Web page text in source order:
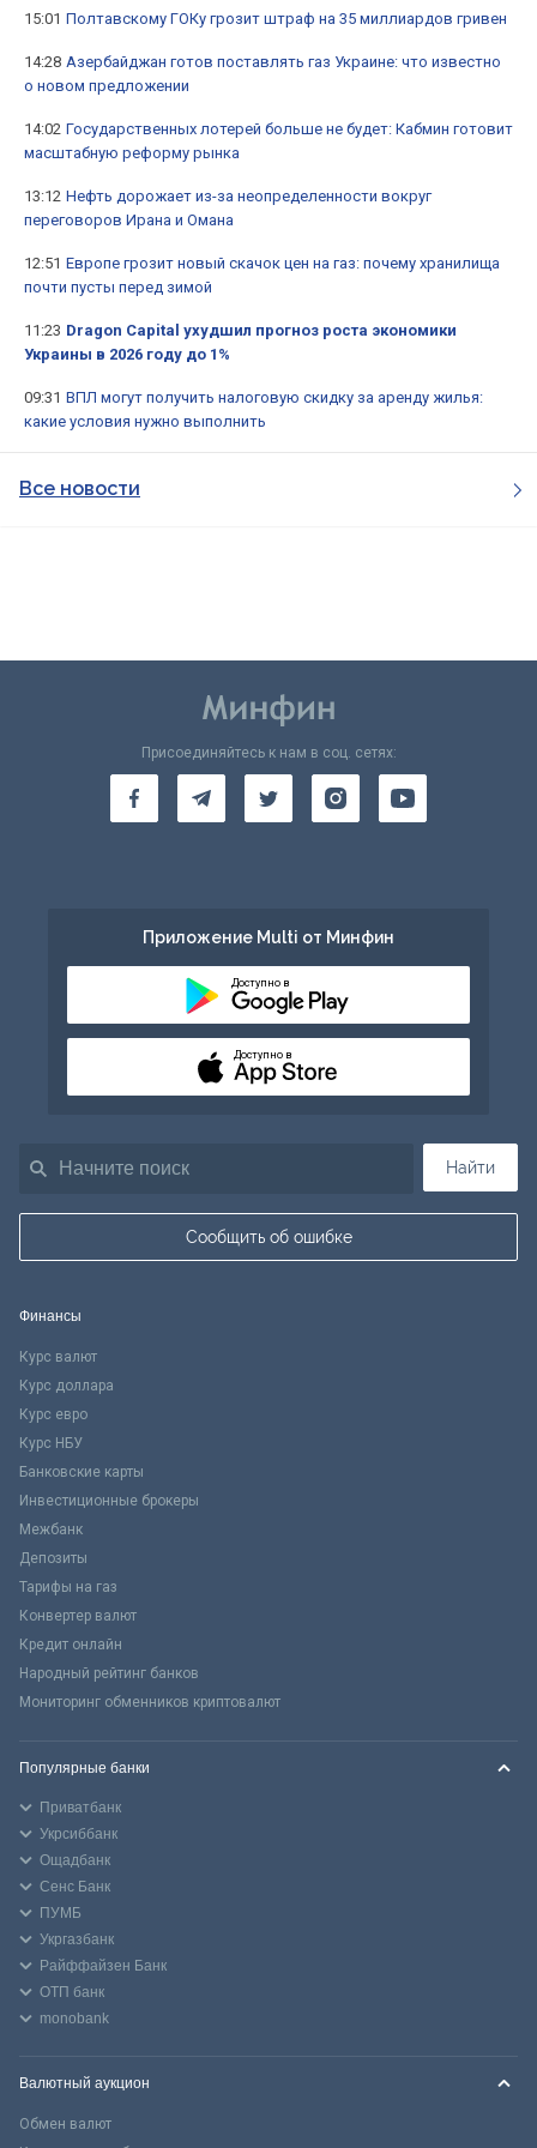
15:01 Полтавскому ГОКу грозит штраф на 35 миллиардов гривен
14:28 Азербайджан готов поставлять газ Украине: что известно
о новом предложении
14:02 Государственных лотерей больше не будет: Кабмин готовит
масштабную реформу рынка
13:12 Нефть дорожает из-за неопределенности вокруг
переговоров Ирана и Омана
12:51 Европе грозит новый скачок цен на газ: почему хранилища
почти пусты перед зимой
11:23 Dragon Capital ухудшил прогноз роста экономики
Украины в 2026 году до 1%
09:31 ВПЛ могут получить налоговую скидку за аренду жилья:
какие условия нужно выполнить
Все новости
Найти
Сообщить об ошибке
Присоединяйтесь к нам в соц. сетях:
Приложение Multi от Минфин
Доступно в
Доступно в
Финансы
Курс валют
Курс доллара
Курс евро
Курс НБУ
Банковские карты
Инвестиционные брокеры
Межбанк
Депозиты
Тарифы на газ
Конвертер валют
Кредит онлайн
Народный рейтинг банков
Мониторинг обменников криптовалют
Популярные банки
Приватбанк
Укрсиббанк
Ощадбанк
Сенс Банк
ПУМБ
Укргазбанк
Райффайзен Банк
ОТП банк
monobank
Валютный аукцион
Обмен валют